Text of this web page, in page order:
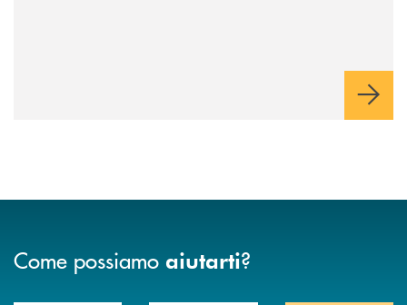
Come possiamo aiutarti?